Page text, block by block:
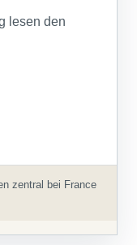
lesen den
zentral bei France